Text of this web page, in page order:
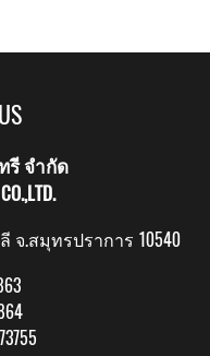
รี จำกัด
จ.สมุทรปราการ 10540